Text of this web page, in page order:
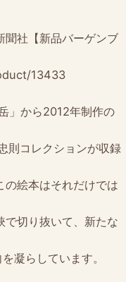
社【新品バーゲンブ
13433
」から2012年制作の
則コレクションが収録
の絵本はそれだけでは
で切り抜いて、新たな
凝らしています。